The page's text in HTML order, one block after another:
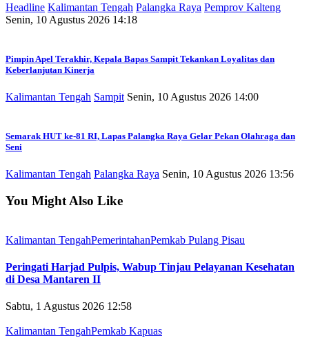
Headline Kalimantan Tengah Palangka Raya Pemprov Kalteng
Senin, 10 Agustus 2026 14:18
Pimpin Apel Terakhir, Kepala Bapas Sampit Tekankan Loyalitas dan
Keberlanjutan Kinerja
Kalimantan Tengah Sampit Senin, 10 Agustus 2026 14:00
Semarak HUT ke-81 RI, Lapas Palangka Raya Gelar Pekan Olahraga dan
Seni
Kalimantan Tengah Palangka Raya Senin, 10 Agustus 2026 13:56
You Might Also Like
Kalimantan TengahPemerintahanPemkab Pulang Pisau
Peringati Harjad Pulpis, Wabup Tinjau Pelayanan Kesehatan
di Desa Mantaren II
Sabtu, 1 Agustus 2026 12:58
Kalimantan TengahPemkab Kapuas